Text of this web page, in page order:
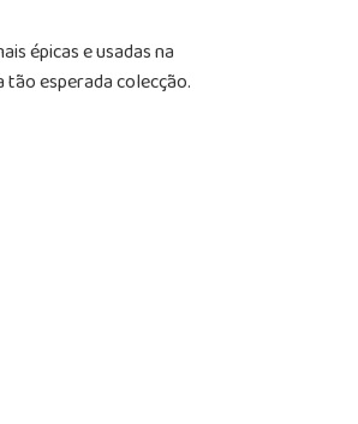
épicas e usadas na
esperada colecção.